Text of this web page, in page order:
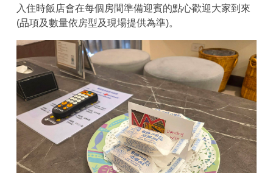
入住時飯店會在每個房間準備迎賓的點心歡迎大家到來
(品項及數量依房型及現場提供為準)。